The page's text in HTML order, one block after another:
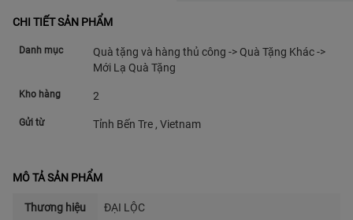
CHI TIẾT SẢN PHẨM
Danh mục
Quà tặng và hàng thủ công -> Quà Tặng Khác ->
Mới Lạ Quà Tặng
Kho hàng 2
Gửi từ Tỉnh Bến Tre , Vietnam
MÔ TẢ SẢN PHẨM
Thương hiệu ĐẠI LỘC